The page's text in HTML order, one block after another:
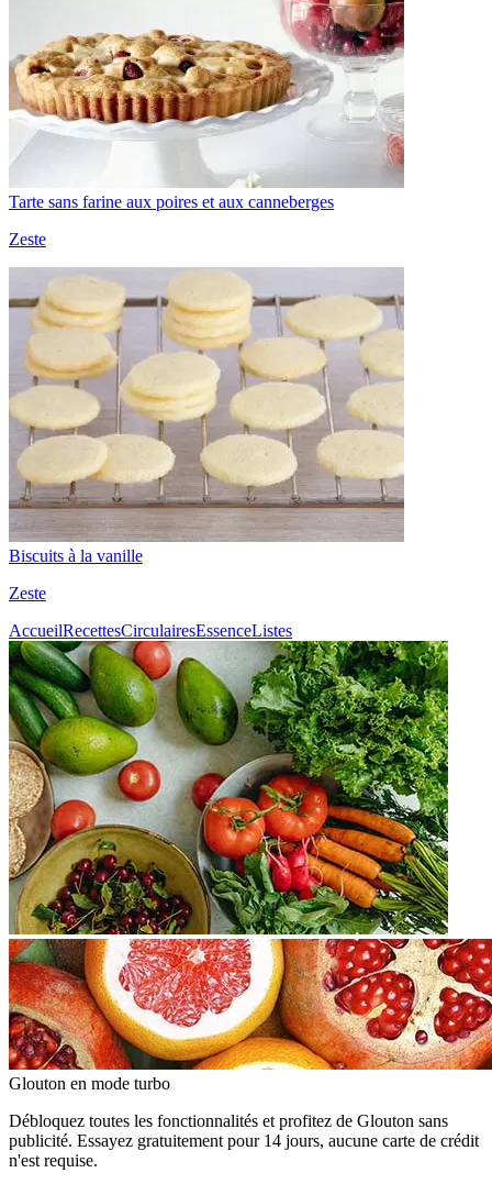
Tarte sans farine aux poires et aux canneberges
Zeste
Biscuits à la vanille
Zeste
AccueilRecettesCirculairesEssenceListes
Glouton en mode turbo
Débloquez toutes les fonctionnalités et profitez de Glouton sans
publicité. Essayez gratuitement pour 14 jours, aucune carte de crédit
n'est requise.